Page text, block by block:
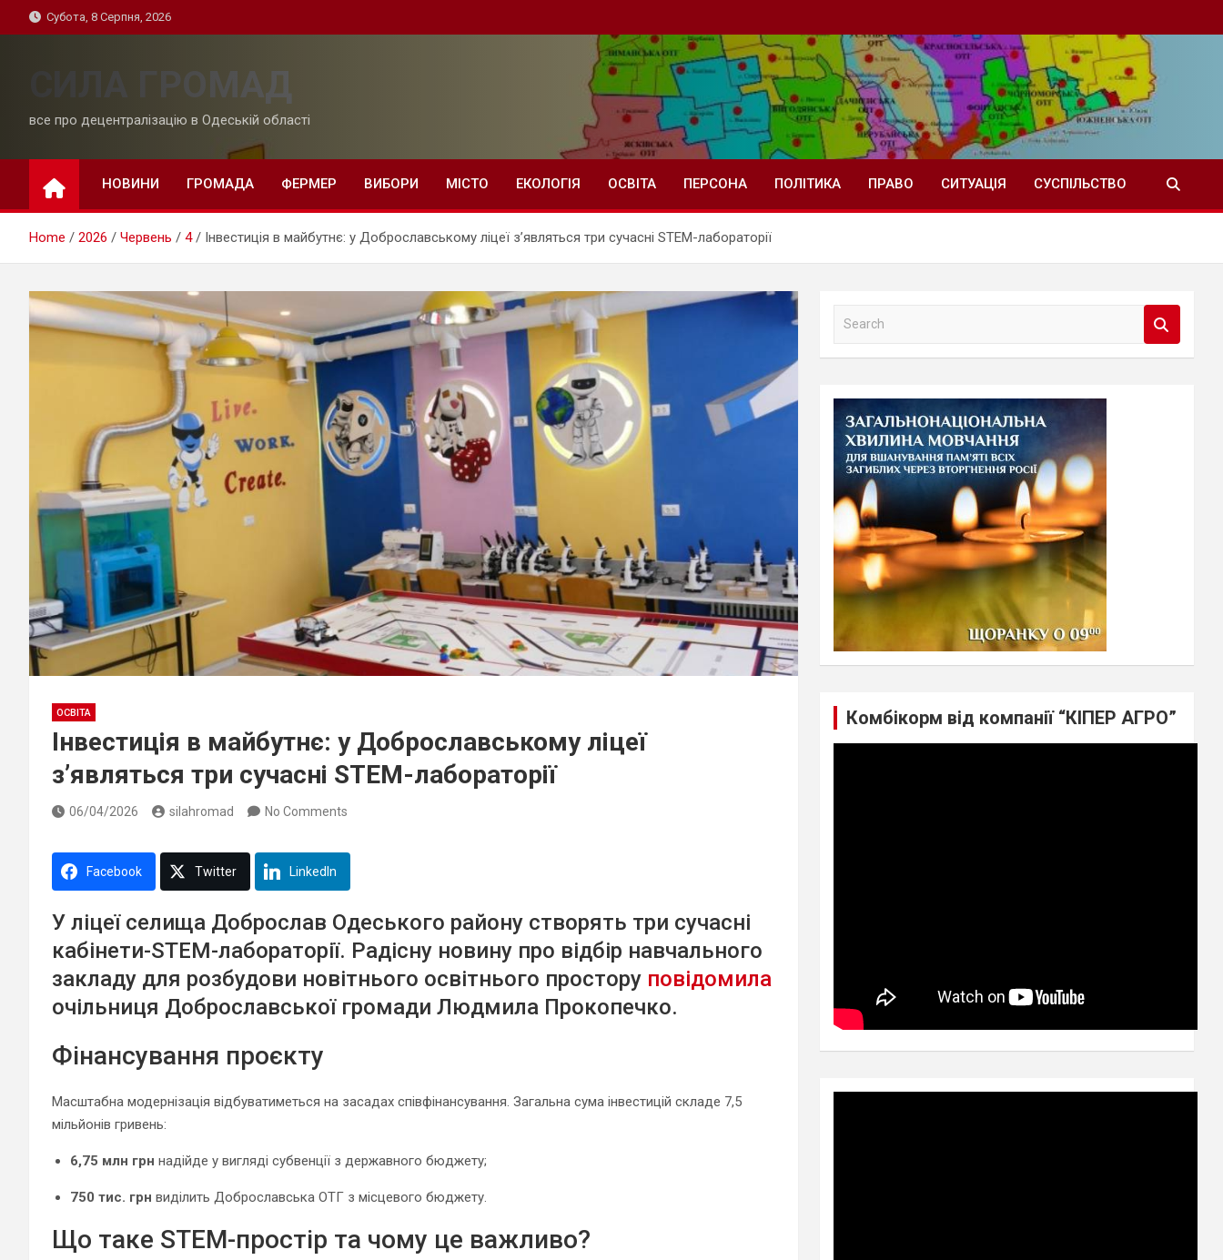
to
Субота, 8 Серпня, 2026
СИЛА ГРОМАД
все про децентралізацію в Одеській області
НОВИНИ ГРОМАДА ФЕРМЕР ВИБОРИ МІСТО ЕКОЛОГІЯ ОСВІТА ПЕРСОНА ПОЛІТИКА ПРАВО СИТУАЦІЯ СУСПІЛЬСТВО
Home 2026 Червень 4 Інвестиція в майбутнє: у Доброславському ліцеї з’являться три сучасні STEM-лабораторії
ОСВІТА
Інвестиція в майбутнє: у Доброславському ліцеї
з’являться три сучасні STEM-лабораторії
06/04/2026 silahromad No Comments
Facebook Twitter LinkedIn
У ліцеї селища Доброслав Одеського району створять три сучасні
кабінети-STEM-лабораторії. Радісну новину про відбір навчального
закладу для розбудови новітнього освітнього простору повідомила
очільниця Доброславської громади Людмила Прокопечко.
Фінансування проєкту
Масштабна модернізація відбуватиметься на засадах співфінансування. Загальна сума інвестицій складе 7,5
мільйонів гривень:
6,75 млн грн надійде у вигляді субвенції з державного бюджету;
750 тис. грн виділить Доброславська ОТГ з місцевого бюджету.
Що таке STEM-простір та чому це важливо?
a
Комбікорм від компанії “КІПЕР АГРО”